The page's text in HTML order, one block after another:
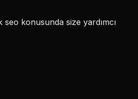
seo konusunda size yardımcı